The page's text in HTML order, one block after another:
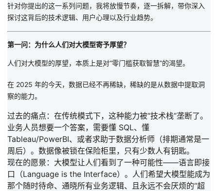
播
活
的
注
我
开
发
者
学
堂
我
的
Programs
我
的
持
我
的
我
针对你提出的这一系列问题，我将放慢节奏，逐一拆解，带你深入
探讨这背后的技术逻辑、用户心理以及行业趋势。
第一问：为什么人们对大模型寄予厚望？
人们对大模型的厚望，本质上是对“零门槛获取智慧”的渴望。
在 2025 年的今天，数据已经不再稀缺，稀缺的是从数据中提取洞
察的能力。
过去的痛点： 在传统模式下，这种能力被“技术栈”垄断了。
业务人员想要一个答案，需要懂 SQL、懂
Tableau/PowerBI、或者求助于数据分析师（排期通常是一
周后）。数据像被锁在保险柜里，只有少数人有钥匙。
现在的愿景： 大模型让人们看到了一种可能性——语言即接
口（Language is the Interface） 。人们希望大模型能成为
那个随时待命、通晓所有业务逻辑、且永远不会厌烦的“超